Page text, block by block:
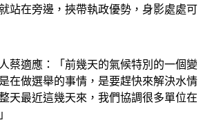
在做選舉的事情，是要趕快來解決水情
天最近這幾天來，我們協調很多單位在